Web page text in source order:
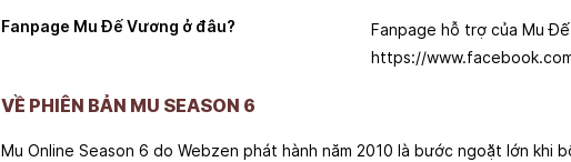
Fanpage Mu Đế Vương ở đâu?
Fanpage hỗ trợ của Mu
https://
VỀ PHIÊN BẢN MU SEASON 6
Mu Online Season 6 do Webzen phát hành năm 2010 là bước ngoặt lớn khi